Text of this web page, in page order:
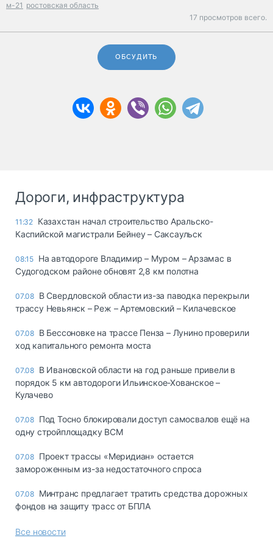
м-21 ростовская область
17 просмотров всего.
ОБСУДИТЬ
Дороги, инфраструктура
11:32 Казахстан начал строительство Аральско-
Каспийской магистрали Бейнеу – Саксаульск
08:15 На автодороге Владимир – Муром – Арзамас в
Судогодском районе обновят 2,8 км полотна
07.08 В Свердловской области из-за паводка перекрыли
трассу Невьянск – Реж – Артемовский – Килачевское
07.08 В Бессоновке на трассе Пенза – Лунино проверили
ход капитального ремонта моста
07.08 В Ивановской области на год раньше привели в
порядок 5 км автодороги Ильинское-Хованское –
Кулачево
07.08 Под Тосно блокировали доступ самосвалов ещё на
одну стройплощадку ВСМ
07.08 Проект трассы «Меридиан» остается
замороженным из-за недостаточного спроса
07.08 Минтранс предлагает тратить средства дорожных
фондов на защиту трасс от БПЛА
Все новости